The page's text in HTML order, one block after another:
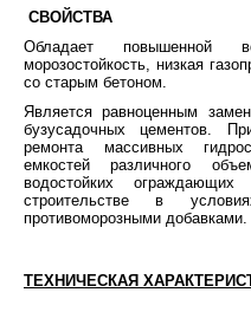
СВОЙСТВА
Обладает повышенной
морозостойкость, низкая
со старым бетоном.
Является равноценным
бузусадочных цементов.
ремонта массивных
емкостей различного
водостойких
строительстве в
противоморозными добавками.
ТЕХНИЧЕСКАЯ